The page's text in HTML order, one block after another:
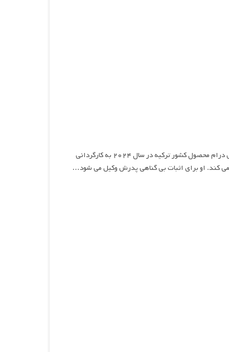
سنگ، کاغذ، قیچی , نام سریالی درام محصول کشور ترکیه در سال ۲۰۲۴ به کارگردانی
کند. او برای اثبات بی گناهی پدرش وکیل می شود…